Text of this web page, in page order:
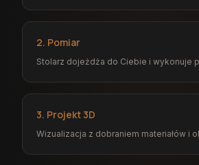
2. Pomiar
Stolarz dojeżdża do Ciebie i wykonuje
3. Projekt 3D
Wizualizacja z dobraniem materiałów i